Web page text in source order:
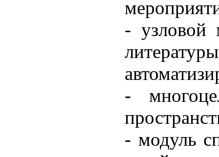
- узловой
-
- модуль